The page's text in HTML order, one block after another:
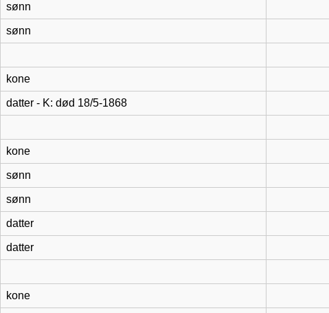
sønn
sønn
kone
datter - K: død 18/5-1868
kone
sønn
sønn
datter
datter
kone